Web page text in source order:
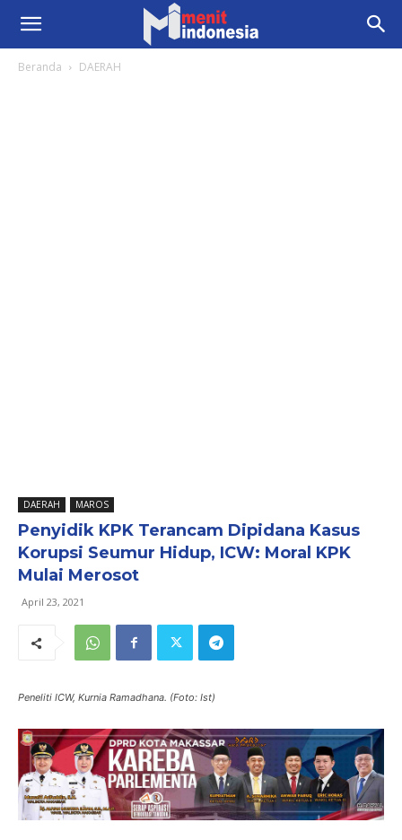
Beranda DAERAH
DAERAH MAROS
Penyidik KPK Terancam Dipidana Kasus
Korupsi Seumur Hidup, ICW: Moral KPK
Mulai Merosot
April 23, 2021
Peneliti ICW, Kurnia Ramadhana. (Foto: Ist)